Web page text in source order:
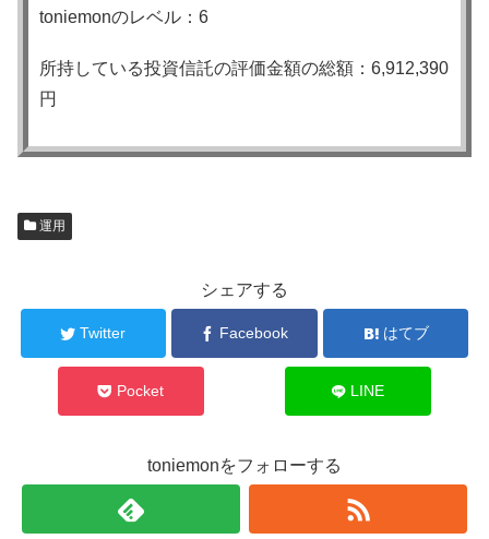
toniemonのレベル：6
所持している投資信託の評価金額の総額：6,912,390
円
運用
シェアする
Twitter Facebook はてブ
Pocket LINE
toniemonをフォローする